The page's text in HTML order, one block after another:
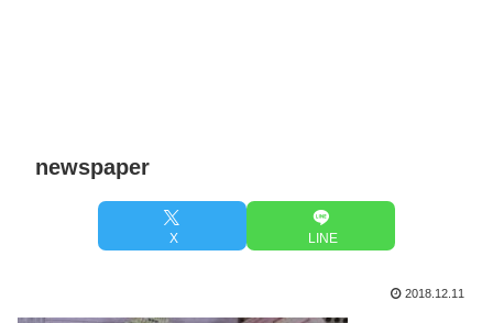
newspaper
X LINE
2018.12.11